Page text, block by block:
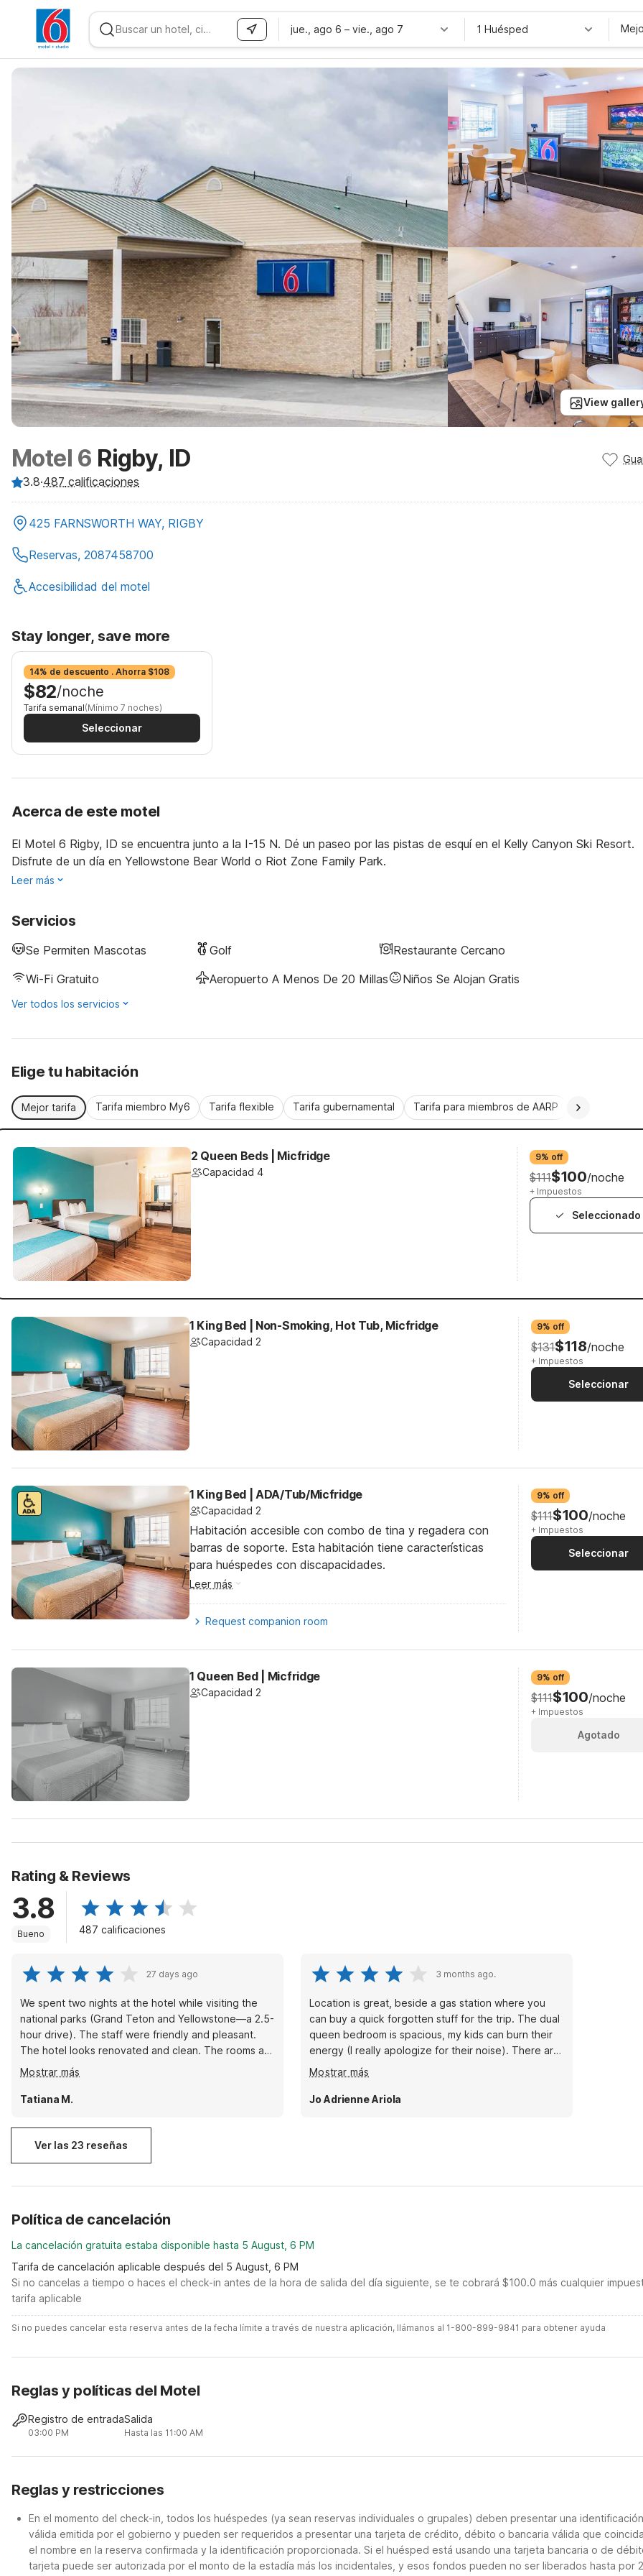
jue., ago 6 – vie., ago 7 1 Huésped
View
Motel 6 Rigby, ID
3.8·487 calificaciones
425 FARNSWORTH WAY, RIGBY
Reservas, 2087458700
Accesibilidad del motel
Stay longer, save more
14% de descuento . Ahorra $108
$82/noche
Tarifa semanal(Mínimo 7 noches)
Seleccionar
Acerca de este motel
El Motel 6 Rigby, ID se encuentra junto a la I-15 N. Dé un paseo por las pistas de esquí en el Kelly Canyon Ski Resort.
Disfrute de un día en Yellowstone Bear World o Riot Zone Family Park.
Leer más
Servicios
Se Permiten Mascotas Golf
Restaurante Cercano
Wi-Fi Gratuito
Aeropuerto A Menos De 20 Millas Niños Se Alojan Gratis
Ver todos los servicios
Elige tu habitación
Mejor tarifa Tarifa miembro My6 Tarifa flexible Tarifa gubernamental Tarifa para miembros de AARP
2 Queen Beds | Micfridge
Capacidad 4
9% off
$111$100/noche
+ Impuestos
Seleccionado
1 King Bed | Non-Smoking, Hot Tub, Micfridge
Capacidad 2
9% off
$131$118/noche
+ Impuestos
Seleccionar
1 King Bed | ADA/Tub/Micfridge
Capacidad 2
Habitación accesible con combo de tina y regadera con
barras de soporte. Esta habitación tiene características
para huéspedes con discapacidades.
Leer más
Request companion room
9% off
$111$100/noche
+ Impuestos
Seleccionar
1 Queen Bed | Micfridge
Capacidad 2
9% off
$111$100/noche
+ Impuestos
Agotado
Rating & Reviews
3.8
Bueno 487 calificaciones
27 days ago
We spent two nights at the hotel while visiting the
national parks (Grand Teton and Yellowstone—a 2.5-
hour drive). The staff were friendly and pleasant.
The hotel looks renovated and clean. The rooms are
clean, and the fridge works well. The location is
safe, and there is a gas station nearby. Areas for
improvement: the showerhead—showering was
tub except on your body. Also, the towels and
bedding were slightly dirty.
Mostrar más
Tatiana M.
3 months ago.
Location is great, beside a gas station where you
can buy a quick forgotten stuff for the trip. The dual
queen bedroom is spacious, my kids can burn their
energy (I really apologize for their noise). There are
also fast food within walking distance and a local
food place if you want something different.
Mostrar más
Jo Adrienne Ariola
Ver las 23 reseñas
Política de cancelación
La cancelación gratuita estaba disponible hasta 5 August, 6 PM
Tarifa de cancelación aplicable después del 5 August, 6 PM
Si no cancelas a tiempo o haces el check-in antes de la hora de salida del día siguiente, se te cobrará $100.0 más cualquier
tarifa aplicable
Si no puedes cancelar esta reserva antes de la fecha límite a través de nuestra aplicación, llámanos al 1-800-899-9841 para obtener ayuda
Reglas y políticas del Motel
Registro de entrada
03:00 PM
Salida
Hasta las 11:00 AM
Reglas y restricciones
En el momento del check-in, todos los huéspedes (ya sean reservas individuales o grupales) deben presentar una identificación
válida emitida por el gobierno y pueden ser requeridos a presentar una tarjeta de crédito, débito o bancaria válida que
el nombre en la reserva confirmada y la identificación proporcionada. Si el huésped está usando una tarjeta bancaria o de
tarjeta puede ser autorizada por el monto de la estadía más los incidentales, y esos fondos pueden no ser liberados hasta por 2